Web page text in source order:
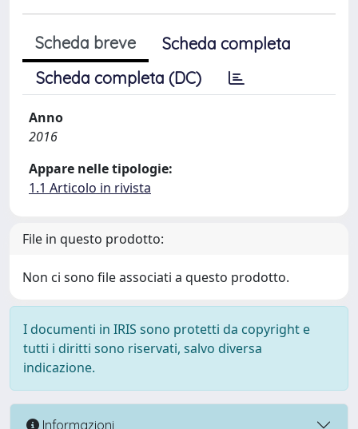
Scheda breve
Scheda completa
Scheda completa (DC)
Anno
2016
Appare nelle tipologie:
1.1 Articolo in rivista
File in questo prodotto:
Non ci sono file associati a questo prodotto.
I documenti in IRIS sono protetti da copyright e
tutti i diritti sono riservati, salvo diversa
indicazione.
Informazioni